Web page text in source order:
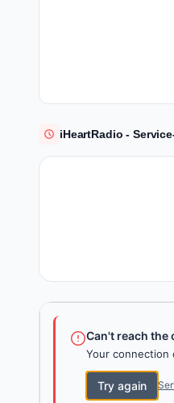
iHeartRadio -
Can't reach the
Your connection
Try again